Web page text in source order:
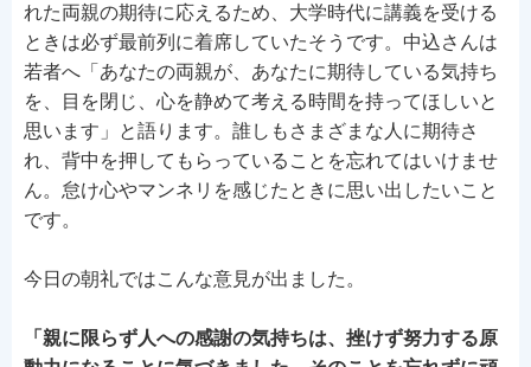
れた両親の期待に応えるため、大学時代に講義を受ける
ときは必ず最前列に着席していたそうです。中込さんは
若者へ「あなたの両親が、あなたに期待している気持ち
を、目を閉じ、心を静めて考える時間を持ってほしいと
思います」と語ります。誰しもさまざまな人に期待さ
れ、背中を押してもらっていることを忘れてはいけませ
ん。怠け心やマンネリを感じたときに思い出したいこと
です。
今日の朝礼ではこんな意見が出ました。
「親に限らず人への感謝の気持ちは、挫けず努力する原